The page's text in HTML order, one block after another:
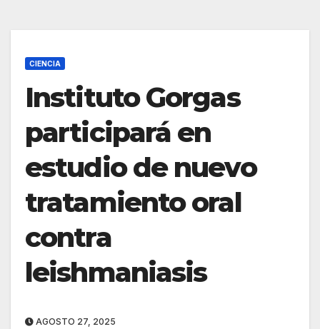
CIENCIA
Instituto Gorgas
participará en
estudio de nuevo
tratamiento oral
contra
leishmaniasis
AGOSTO 27, 2025